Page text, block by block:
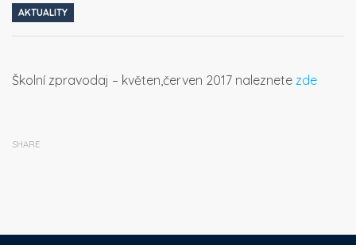
AKTUALITY
Školní zpravodaj – květen,červen 2017 naleznete zde
SHARE